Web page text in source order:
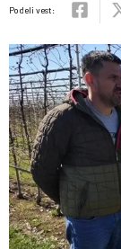
Podeli vest: